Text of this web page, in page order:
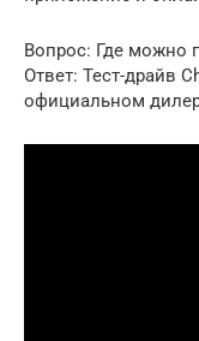
Вопрос: Где можно
Ответ: Тест-драйв
официальном